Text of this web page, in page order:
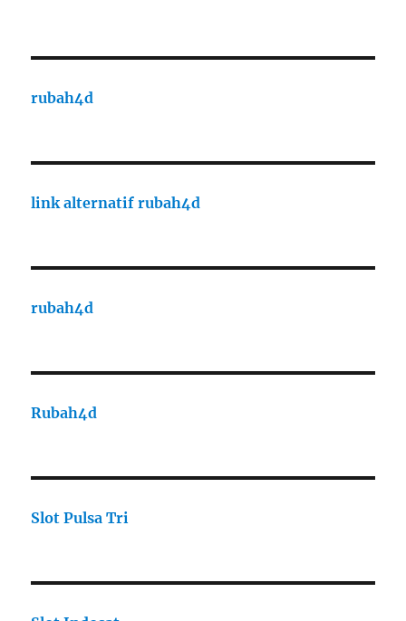
rubah4d
link alternatif rubah4d
rubah4d
Rubah4d
Slot Pulsa Tri